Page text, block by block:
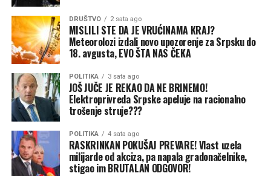
(BN)
DRUŠTVO 2 sata ago
MISLILI STE DA JE VRUĆINAMA KRAJ?
Meteorolozi izdali novo upozorenje za Srpsku do
18. avgusta, EVO ŠTA NAS ČEKA
POLITIKA 3 sata ago
JOŠ JUČE JE REKAO DA NE BRINEMO!
Elektroprivreda Srpske apeluje na racionalno
trošenje struje???
POLITIKA 4 sata ago
RASKRINKAN POKUŠAJ PREVARE! Vlast uzela
milijarde od akciza, pa napala gradonačelnike,
stigao im BRUTALAN ODGOVOR!